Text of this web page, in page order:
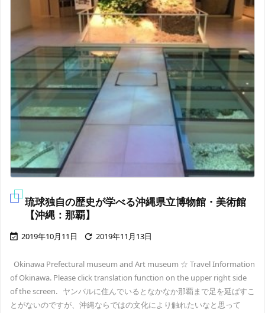
琉球独自の歴史が学べる沖縄県立博物館・美術館
【沖縄：那覇】
 2019年10月11日  2019年11月13日
Okinawa Prefectural museum and Art museum ☆ Travel Information
of Okinawa. Please click translation function on the upper right side
of the screen. ヤンバルに住んでいるとなかなか那覇まで足を延ばすこ
とがないのですが、沖縄ならではの文化により触れたいなと思って